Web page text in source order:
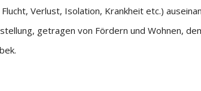
Verlust, Isolation, Krankheit etc.)
getragen von Fördern und Wohnen,